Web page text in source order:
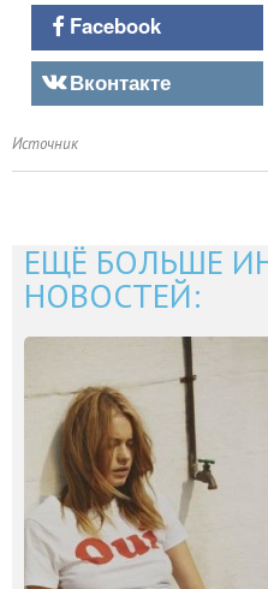
Facebook
Вконтакте
Источник
ЕЩЁ БОЛЬШЕ
НОВОСТЕЙ: